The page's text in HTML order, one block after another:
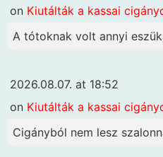
on Kiutálták a kassai
A tótoknak volt annyi
2026.08.07. at 18:52
on Kiutálták a kassai
Cigányból nem lesz